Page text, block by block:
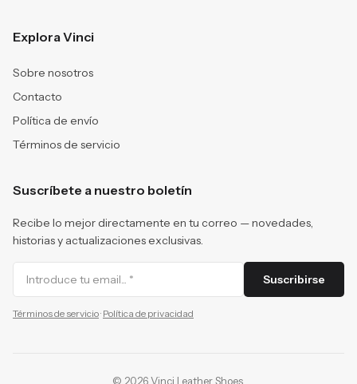
Explora Vinci
Sobre nosotros
Contacto
Política de envío
Términos de servicio
Suscríbete a nuestro boletín
Recibe lo mejor directamente en tu correo — novedades,
historias y actualizaciones exclusivas.
Suscribirse
Términos de servicio· Política de privacidad
© 2026 Vinci Leather Shoes.